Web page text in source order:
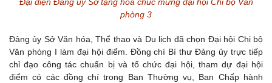
phòng 3
Đảng ủy Sở Văn hóa, Thể thao và Du lịch đã chọn Đại hội Chi bộ
Văn phòng I làm đại hội điểm. Đồng chí Bí thư Đảng ủy trực tiếp
chỉ đạo công tác chuẩn bị và tổ chức đại hội, tham dự đại hội
điểm có các đồng chí trong Ban Thường vụ, Ban Chấp hành